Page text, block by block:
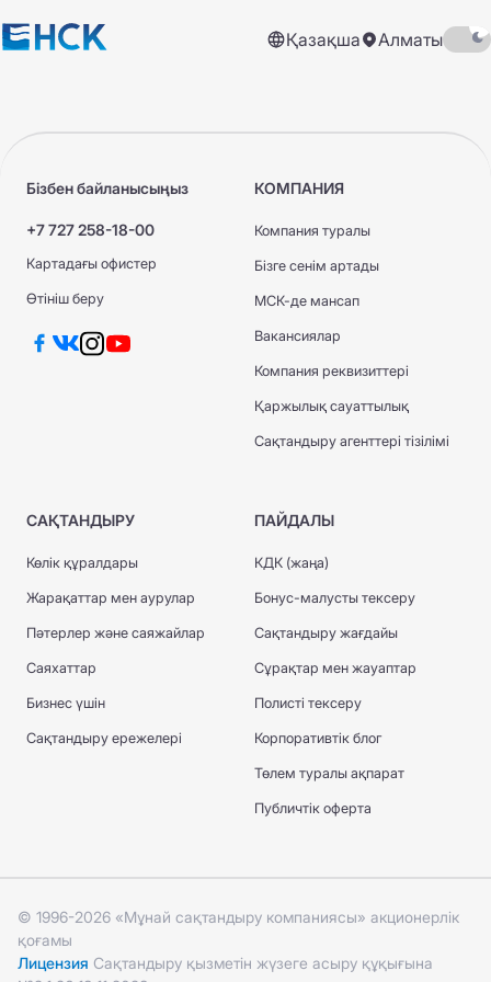
Қазақша Алматы
Бізбен байланысыңыз
+7 727 258-18-00
Картадағы офистер
Өтініш беру
КОМПАНИЯ
Компания туралы
Бізге сенім артады
МСК-де мансап
Вакансиялар
Компания реквизиттері
Қаржылық сауаттылық
Сақтандыру агенттері тізілімі
САҚТАНДЫРУ
Көлік құралдары
Жарақаттар мен аурулар
Пәтерлер және саяжайлар
Саяхаттар
Бизнес үшін
Сақтандыру ережелері
ПАЙДАЛЫ
КДК (жаңа)
Бонус-малусты тексеру
Сақтандыру жағдайы
Сұрақтар мен жауаптар
Полисті тексеру
Корпоративтік блог
Төлем туралы ақпарат
Публичтік оферта
© 1996-2026 «Мұнай сақтандыру компаниясы» акционерлік
қоғамы
Лицензия Сақтандыру қызметін жүзеге асыру құқығына